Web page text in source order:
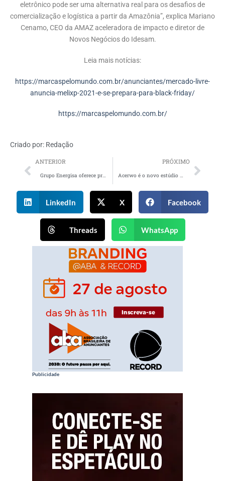
eletrônico pode ser uma alternativa real para os desafios de
comercialização e logística a partir da Amazônia”, explica Mariano
Cenamo, CEO da AMAZ aceleradora de impacto e diretor de
Novos Negócios do Idesam.
Leia mais notícias:
https://marcaspelomundo.com.br/anunciantes/mercado-livre-
anuncia-melixp-2021-e-se-prepara-para-black-friday/
https://marcaspelomundo.com.br/
Criado por: Redação
ANTERIOR
Grupo Energisa oferece promoção que dará um ano de conta de luz grátis
PRÓXIMO
Acerwo é o novo estúdio de Aline Druda e Klaus Westphalen
LinkedIn X Facebook
Threads WhatsApp
Publicidade